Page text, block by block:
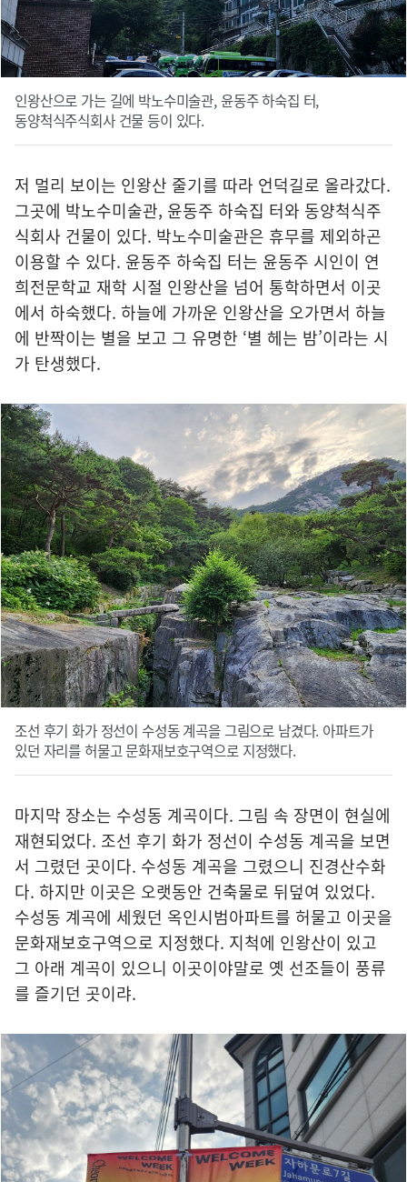
인왕산으로 가는 길에 박노수미술관, 윤동주 하숙집 터,
동양척식주식회사 건물 등이 있다.
저 멀리 보이는 인왕산 줄기를 따라 언덕길로 올라갔다.
그곳에 박노수미술관, 윤동주 하숙집 터와 동양척식주
식회사 건물이 있다. 박노수미술관은 휴무를 제외하곤
이용할 수 있다. 윤동주 하숙집 터는 윤동주 시인이 연
희전문학교 재학 시절 인왕산을 넘어 통학하면서 이곳
에서 하숙했다. 하늘에 가까운 인왕산을 오가면서 하늘
에 반짝이는 별을 보고 그 유명한 ‘별 헤는 밤’이라는 시
가 탄생했다.
조선 후기 화가 정선이 수성동 계곡을 그림으로 남겼다. 아파트가
있던 자리를 허물고 문화재보호구역으로 지정했다.
마지막 장소는 수성동 계곡이다. 그림 속 장면이 현실에
재현되었다. 조선 후기 화가 정선이 수성동 계곡을 보면
서 그렸던 곳이다. 수성동 계곡을 그렸으니 진경산수화
다. 하지만 이곳은 오랫동안 건축물로 뒤덮여 있었다.
수성동 계곡에 세웠던 옥인시범아파트를 허물고 이곳을
문화재보호구역으로 지정했다. 지척에 인왕산이 있고
그 아래 계곡이 있으니 이곳이야말로 옛 선조들이 풍류
를 즐기던 곳이랴.